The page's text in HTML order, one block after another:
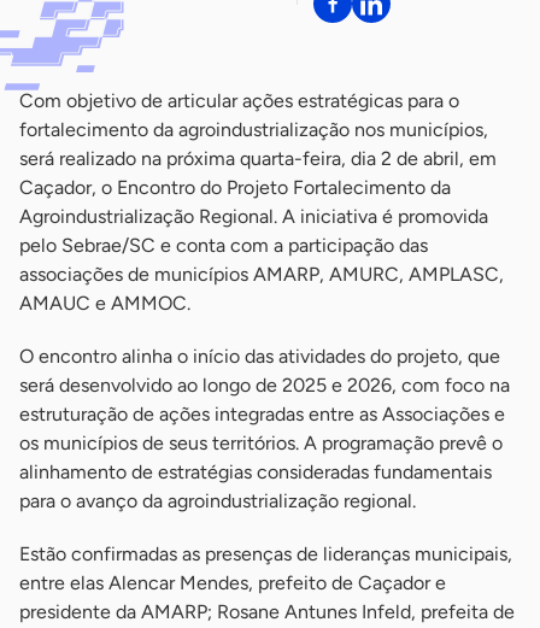
Com objetivo de articular ações estratégicas para o
fortalecimento da agroindustrialização nos municípios,
será realizado na próxima quarta-feira, dia 2 de abril, em
Caçador, o Encontro do Projeto Fortalecimento da
Agroindustrialização Regional. A iniciativa é promovida
pelo Sebrae/SC e conta com a participação das
associações de municípios AMARP, AMURC, AMPLASC,
AMAUC e AMMOC.
O encontro alinha o início das atividades do projeto, que
será desenvolvido ao longo de 2025 e 2026, com foco na
estruturação de ações integradas entre as Associações e
os municípios de seus territórios. A programação prevê o
alinhamento de estratégias consideradas fundamentais
para o avanço da agroindustrialização regional.
Estão confirmadas as presenças de lideranças municipais,
entre elas Alencar Mendes, prefeito de Caçador e
presidente da AMARP; Rosane Antunes Infeld, prefeita de